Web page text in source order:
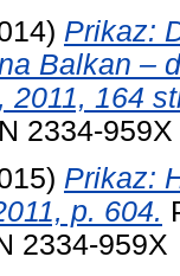
Prikaz:
Balkan –
2011, 164
2334-959X
Prikaz:
p. 604.
2334-959X